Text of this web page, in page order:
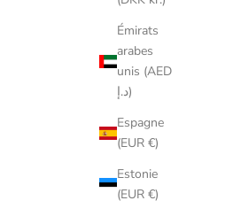
Émirats
arabes
unis (AED
د.إ)
Espagne
(EUR €)
Estonie
(EUR €)